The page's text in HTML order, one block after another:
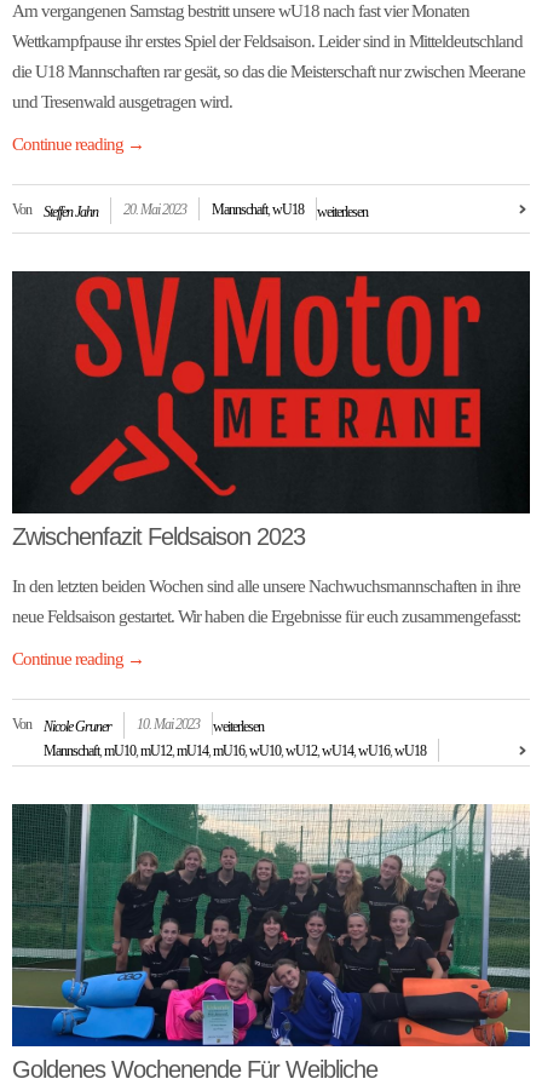
Am vergangenen Samstag bestritt unsere wU18 nach fast vier Monaten
Wettkampfpause ihr erstes Spiel der Feldsaison. Leider sind in Mitteldeutschland
die U18 Mannschaften rar gesät, so das die Meisterschaft nur zwischen Meerane
und Tresenwald ausgetragen wird.
Continue reading →
Von Steffen Jahn 20. Mai 2023 Mannschaft,wU18 weiterlesen
Zwischenfazit Feldsaison 2023
In den letzten beiden Wochen sind alle unsere Nachwuchsmannschaften in ihre
neue Feldsaison gestartet. Wir haben die Ergebnisse für euch zusammengefasst:
Continue reading →
Von Nicole Gruner
10. Mai 2023
Mannschaft,mU10,mU12,mU14,mU16,wU10,wU12,wU14,wU16,wU18
weiterlesen
Goldenes Wochenende Für Weibliche